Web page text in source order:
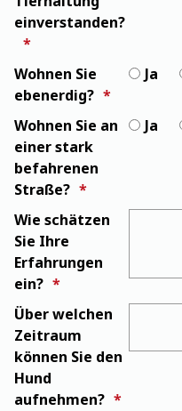
einverstanden?
Wohnen Sie
ebenerdig?
Ja
Wohnen Sie an
einer stark
befahrenen
Straße?
Ja
Wie schätzen
Sie Ihre
Erfahrungen
ein?
Über welchen
Zeitraum
können Sie den
Hund
aufnehmen?